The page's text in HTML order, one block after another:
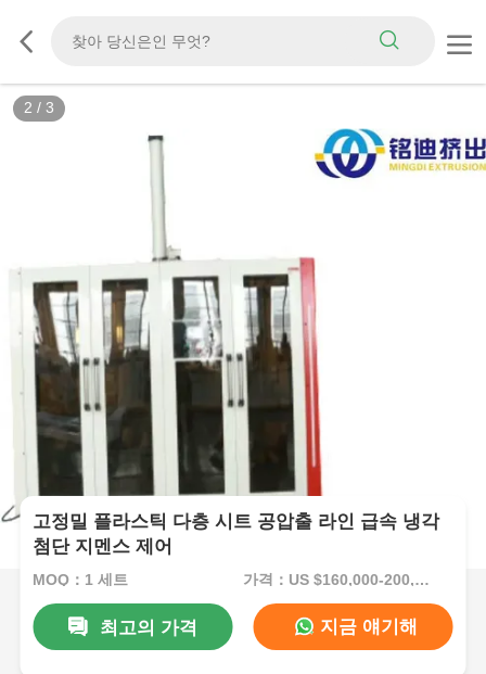
2 / 3
고정밀 플라스틱 다층 시트 공압출 라인 급속 냉각
첨단 지멘스 제어
MOQ：1 세트 가격：US $160,000-200,000/Set (Reference FOB Price)
최고의 가격 지금 얘기해